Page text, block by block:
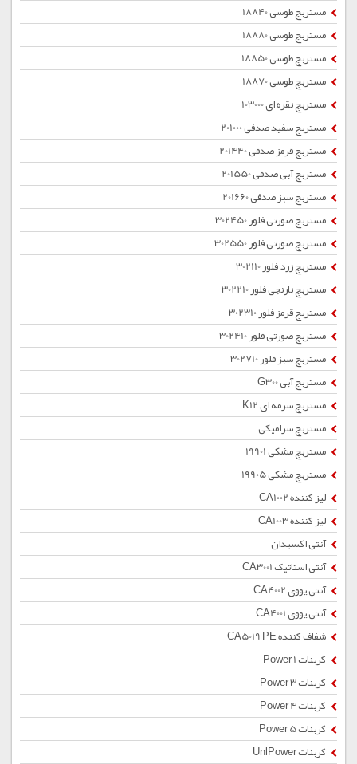
مستربچ طوسی 18840
مستربچ طوسی 18880
مستربچ طوسی 18850
مستربچ طوسی 18870
مستربچ نقره ای 103000
مستربچ سفید صدفی 201000
مستربچ قرمز صدفی 201440
مستربچ آبی صدفی 201550
مستربچ سبز صدفی 201660
مستربچ صورتی فلور 302450
مستربچ صورتی فلور 302550
مستربچ زرد فلور 302110
مستربچ نارنجی فلور 302210
مستربچ قرمز فلور 302310
مستربچ صورتی فلور 302410
مستربچ سبز فلور 302710
مستربچ آبی G300
مستربچ سرمه ای K12
مستربچ سرامیکی
مستربچ مشکی 19901
مستربچ مشکی 19905
لیز کننده CA1002
لیز کننده CA1003
آنتی اکسیدان
آنتی استاتیک CA3001
آنتی یووی CA4002
آنتی یووی CA4001
شفاف کننده CA5019 PE
کربنات Power 1
کربنات Power 3
کربنات Power 4
کربنات Power 5
کربنات UnlPower